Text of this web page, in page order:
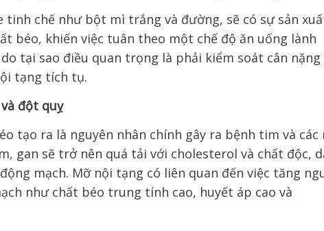
tinh chế như bột mì trắng và đường, sẽ có sự sản
béo, khiến việc tuân theo một chế độ ăn uống lành
tại sao điều quan trọng là phải kiểm soát cân nặng
tạng tích tụ.
đột quỵ
tạo ra là nguyên nhân chính gây ra bệnh tim và các
gan sẽ trở nên quá tải với cholesterol và chất độc,
mạch. Mỡ nội tạng có liên quan đến việc tăng
như chất béo trung tính cao, huyết áp cao và